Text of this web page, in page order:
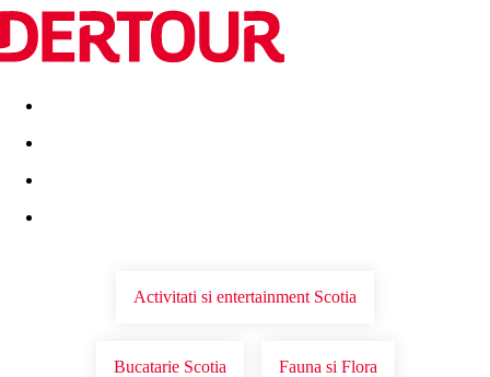
Destinatii Vacanta perfecta OFERTE DE NERATAT
Activitati si entertainment Scotia
Bucatarie Scotia Fauna si Flora